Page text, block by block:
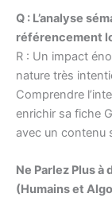
Q : L’analyse
référencement
R : Un impact
nature très
Comprendre
enrichir sa fiche
avec un contenu
Ne Parlez Plus à
(Humains et